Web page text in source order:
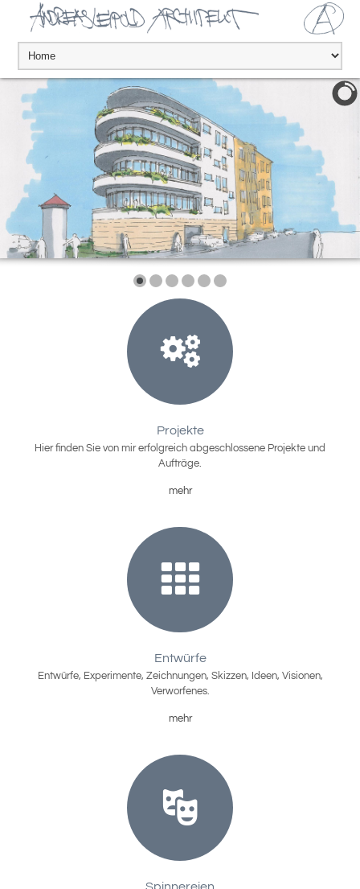
Projekte
Hier finden Sie von mir erfolgreich abgeschlossene Projekte und
Aufträge.
mehr
Entwürfe
Entwürfe, Experimente, Zeichnungen, Skizzen, Ideen, Visionen,
Verworfenes.
mehr
Spinnereien